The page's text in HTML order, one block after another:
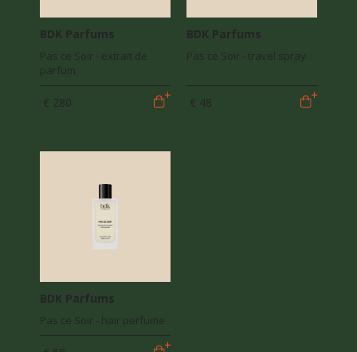
BDK Parfums
Pas ce Soir - extrait de
parfum
€ 280
BDK Parfums
Pas ce Soir - travel spray
€ 48
BDK Parfums
Pas ce Soir - hair perfume